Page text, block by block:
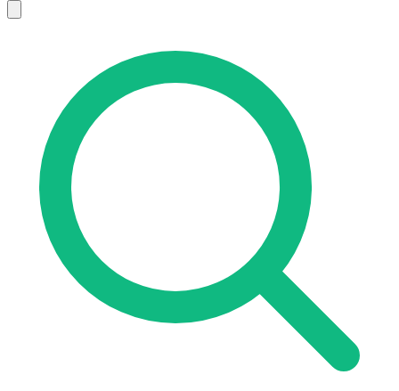
Conseil SEO Étude de Liens Link Building
Mentorat SEO
Comment ça marche
Langue
🇪🇸 ES
🇬🇧 EN
Se connecter